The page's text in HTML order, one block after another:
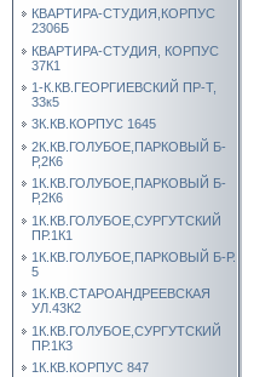
КВАРТИРА-СТУДИЯ,КОРПУС
2306Б
КВАРТИРА-СТУДИЯ, КОРПУС
37К1
1-К.КВ.ГЕОРГИЕВСКИЙ ПР-Т,
33к5
3К.КВ.КОРПУС 1645
2К.КВ.ГОЛУБОЕ,ПАРКОВЫЙ Б-
Р,2К6
1К.КВ.ГОЛУБОЕ,ПАРКОВЫЙ Б-
Р,2К6
1К.КВ.ГОЛУБОЕ,СУРГУТСКИЙ
ПР.1К1
1К.КВ.ГОЛУБОЕ,ПАРКОВЫЙ Б-Р.
5
1К.КВ.СТАРОАНДРЕЕВСКАЯ
УЛ.43К2
1К.КВ.ГОЛУБОЕ,СУРГУТСКИЙ
ПР.1К3
1К.КВ.КОРПУС 847